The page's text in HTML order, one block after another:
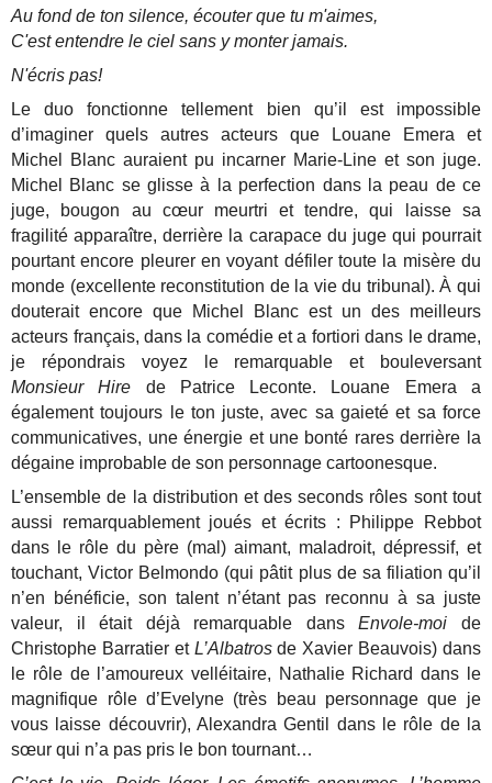
Au fond de ton silence, écouter que tu m'aimes,
C'est entendre le ciel sans y monter jamais.
N'écris pas!
Le duo fonctionne tellement bien qu’il est impossible
d’imaginer quels autres acteurs que Louane Emera et
Michel Blanc auraient pu incarner Marie-Line et son juge.
Michel Blanc se glisse à la perfection dans la peau de ce
juge, bougon au cœur meurtri et tendre, qui laisse sa
fragilité apparaître, derrière la carapace du juge qui pourrait
pourtant encore pleurer en voyant défiler toute la misère du
monde (excellente reconstitution de la vie du tribunal). À qui
douterait encore que Michel Blanc est un des meilleurs
acteurs français, dans la comédie et a fortiori dans le drame,
je répondrais voyez le remarquable et bouleversant
Monsieur Hire de Patrice Leconte. Louane Emera a
également toujours le ton juste, avec sa gaieté et sa force
communicatives, une énergie et une bonté rares derrière la
dégaine improbable de son personnage cartoonesque.
L’ensemble de la distribution et des seconds rôles sont tout
aussi remarquablement joués et écrits : Philippe Rebbot
dans le rôle du père (mal) aimant, maladroit, dépressif, et
touchant, Victor Belmondo (qui pâtit plus de sa filiation qu’il
n’en bénéficie, son talent n’étant pas reconnu à sa juste
valeur, il était déjà remarquable dansEnvole-moi de
Christophe Barratier et L’Albatrosde Xavier Beauvois) dans
le rôle de l’amoureux velléitaire, Nathalie Richard dans le
magnifique rôle d’Evelyne (très beau personnage que je
vous laisse découvrir), Alexandra Gentil dans le rôle de la
sœur qui n’a pas pris le bon tournant…